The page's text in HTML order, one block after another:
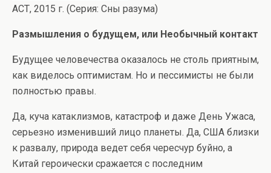
АСТ, 2015 г. (Серия: Сны разума)
Размышления о будущем, или Необычный контакт
Будущее человечества оказалось не столь приятным,
как виделось оптимистам. Но и пессимисты не были
полностью правы.
Да, куча катаклизмов, катастроф и даже День Ужаса,
серьезно изменивший лицо планеты. Да, США близки
к развалу, природа ведет себя чересчур буйно, а
Китай героически сражается с последним